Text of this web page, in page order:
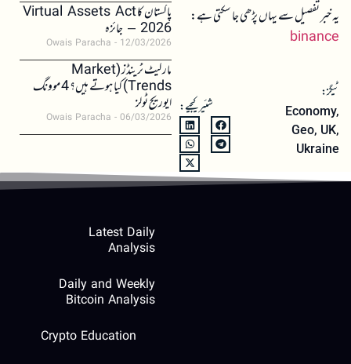
یہ خبر تفصیل سے یہاں پڑھی جا سکتی ہے:
binance
ٹیگز:
Economy,
Geo, UK,
Ukraine
شئیر کیجیے:
پاکستان کا Virtual Assets Act
2026 – جائزہ
Owais Paracha 12/03/2026
مارکیٹ ٹرینڈز (Market
Trends) کیا ہوتے ہیں؟ 4 موونگ
ایوریج ٹولز
Owais Paracha 06/03/2026
Latest Daily
Analysis
Daily and Weekly
Bitcoin Analysis
Crypto Education